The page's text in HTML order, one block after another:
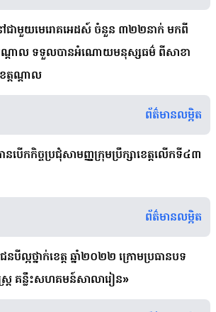
ៅជាមួយមេរោគអេដស៍ ចំនួន ៣២២នាក់ មកពី
កណ្ដាល ទទួលបានអំណោយមនុស្សធម៌ ពីសាខា
ត្តណ្ដាល
ព័ត៌មានលម្អិត
នបើកកិច្ចប្រជុំសាមញ្ញក្រុមប្រឹក្សាខេត្តលើកទី៤៣
ព័ត៌មានលម្អិត
នបីល្អថ្នាក់ខេត្ត ឆ្នាំ២០២២ ក្រោមប្រធានបទ
ត្រ គន្លឹះសហគមន៍សាលារៀន»